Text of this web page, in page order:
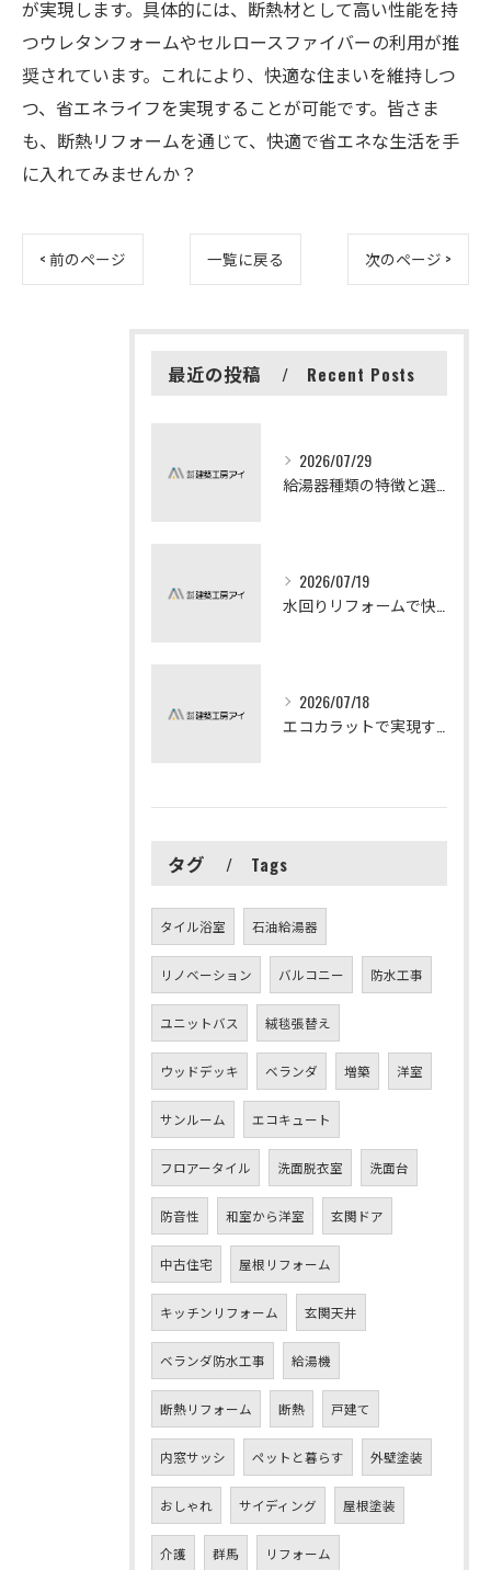
が実現します。具体的には、断熱材として高い性能を持
つウレタンフォームやセルロースファイバーの利用が推
奨されています。これにより、快適な住まいを維持しつ
つ、省エネライフを実現することが可能です。皆さま
も、断熱リフォームを通じて、快適で省エネな生活を手
に入れてみませんか？
< 前のページ 一覧に戻る 次のページ >
最近の投稿 Recent Posts
2026/07/29
2026/07/19
2026/07/18
タグ Tags
タイル浴室 石油給湯器
リノベーション バルコニー 防水工事
ユニットバス 絨毯張替え
ウッドデッキ ベランダ 増築 洋室
サンルーム エコキュート
フロアータイル 洗面脱衣室 洗面台
防音性 和室から洋室 玄関ドア
中古住宅 屋根リフォーム
キッチンリフォーム 玄関天井
ベランダ防水工事 給湯機
断熱リフォーム 断熱 戸建て
内窓サッシ ペットと暮らす 外壁塗装
おしゃれ サイディング 屋根塗装
介護 群馬 リフォーム